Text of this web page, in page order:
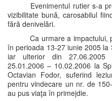
Evenimentul rutier s-a
vizibilitate bună, carosabilul
fără denivelări.
Ca urmare a
în perioada 13-27 iunie 2005 la
iar ulterior din 27.06.2005
25.01.2006 – 10.02.2006 la
Octavian Fodor, suferind
pentru vindecare un nr. de
au pus viaţa în primejdie.